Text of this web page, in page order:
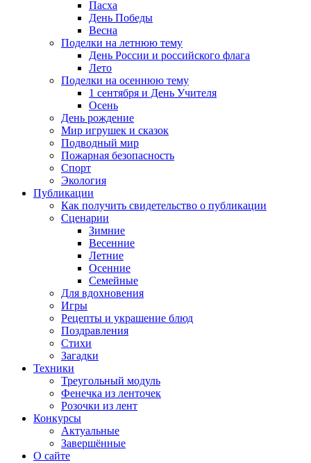
Пасха
День Победы
Весна
Поделки на летнюю тему
День России и российского флага
Лето
Поделки на осеннюю тему
1 сентября и День Учителя
Осень
День рождение
Мир игрушек и сказок
Подводный мир
Пожарная безопасность
Спорт
Экология
Публикации
Как получить свидетельство о публикации
Сценарии
Зимние
Весенние
Летние
Осенние
Семейные
Для вдохновения
Игры
Рецепты и украшение блюд
Поздравления
Стихи
Загадки
Техники
Треугольный модуль
Фенечка из ленточек
Розочки из лент
Конкурсы
Актуальные
Завершённые
О сайте